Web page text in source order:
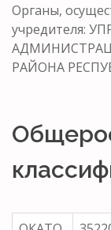
Органы,
учредителя:
РАЙОНА